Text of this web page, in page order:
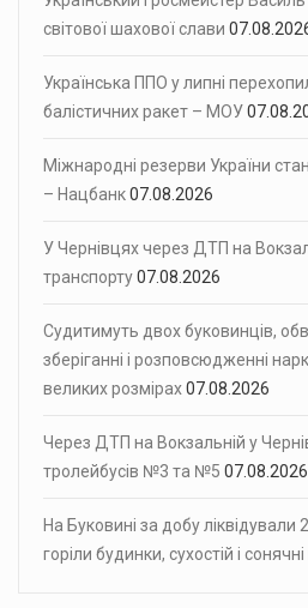
світової шахової слави
Українська ППО у липні
балістичних ракет – МОУ
Міжнародні резерви України
– Нацбанк07.08.2026
У Чернівцях через ДТП на
транспорту07.08.2026
Судитимуть двох буковинців,
зберіганні і розповсюдженні
великих розмірах07.08.2026
Через ДТП на Вокзальній у
тролейбусів №3 та №5 07.08.2026
На Буковині за добу
горіли будинки, сухостій і